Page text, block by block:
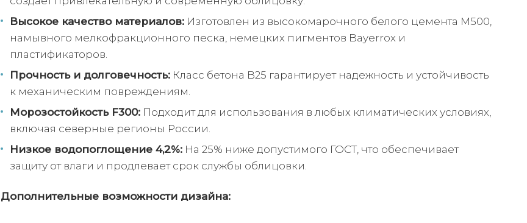
Высокое качество материалов: Изготовлен из высокомарочного белого цемента М500,
намывного мелкофракционного песка, немецких пигментов Bayerrox и
пластификаторов.
Прочность и долговечность: Класс бетона B25 гарантирует надежность и устойчивость
к механическим повреждениям.
Морозостойкость F300: Подходит для использования в любых климатических условиях,
включая северные регионы России.
Низкое водопоглощение 4,2%: На 25% ниже допустимого ГОСТ, что обеспечивает
защиту от влаги и продлевает срок службы облицовки.
Дополнительные возможности дизайна: